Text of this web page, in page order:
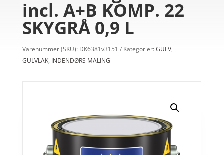
incl. A+B KOMP. 22
SKYGRÅ 0,9 L
Varenummer (SKU): DK6381v3151 Kategorier:GULV,
GULVLAK, INDENDØRS MALING